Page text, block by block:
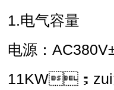
1.电气容量
电源：
11KW；zui大